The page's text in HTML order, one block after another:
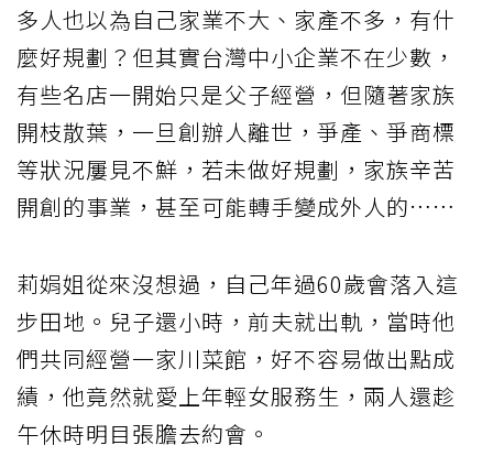
多人也以為自己家業不大、家產不多，有什
麼好規劃？但其實台灣中小企業不在少數，
有些名店一開始只是父子經營，但隨著家族
開枝散葉，一旦創辦人離世，爭產、爭商標
等狀況屢見不鮮，若未做好規劃，家族辛苦
開創的事業，甚至可能轉手變成外人的……
莉娟姐從來沒想過，自己年過60歲會落入這
步田地。兒子還小時，前夫就出軌，當時他
們共同經營一家川菜館，好不容易做出點成
績，他竟然就愛上年輕女服務生，兩人還趁
午休時明目張膽去約會。